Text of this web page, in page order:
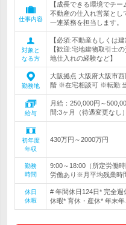
仕事内容
【成長できる環境でチ
不動産の仕入れ営業とし
一連業務を担当します。
対象と
なる方
【必須:不動産もしくは
【歓迎:宅地建物取引士
地仕入れの経験など】
勤務地
大阪拠点 大阪府大阪市
階 ※在宅相談可 ※転勤:
給与
月給：250,000円～
間:3ヶ月（待遇変更なし）
初年度
年収
430万円～2000万円
勤務
時間
9:00～18:00（所定労働
労働あり※月平均残業時
休日
休暇
# 年間休日124日* 完全
休暇* 育休・産休* 年末年